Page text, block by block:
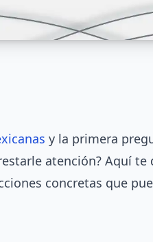
y la primera
atención? Aquí te
concretas que